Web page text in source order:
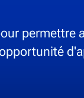
permettre